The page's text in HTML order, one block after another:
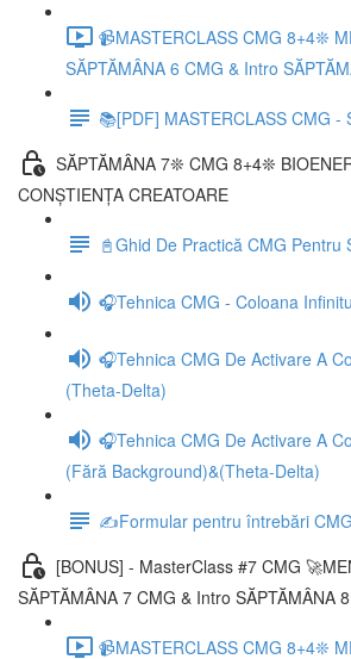
📹MASTERCLASS CMG 8+4❊
SĂPTĂMÂNA 6 CMG & Intro
📚[PDF] MASTERCLASS CMG -
SĂPTĂMÂNA 7❊ CMG 8+4❊
CONȘTIENȚA CREATOARE
📓Ghid De Practică CMG Pentru
🎧Tehnica CMG - Coloana
🎧Tehnica CMG De Activare A
(Theta-Delta)
🎧Tehnica CMG De Activare A
(Fără Background)&(Theta-Delta)
✍️Formular pentru întrebări CMG
[BONUS] - MasterClass #7 CMG
SĂPTĂMÂNA 7 CMG & Intro SĂPTĂMÂNA 8
📹MASTERCLASS CMG 8+4❊